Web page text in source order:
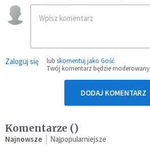
Zaloguj się lub skomentuj jako Gość
Twój komentarz będzie moderowany
DODAJ KOMENTARZ
Komentarze ()
Najnowsze Najpopularniejsze